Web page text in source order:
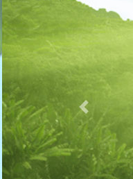
即拍即上 QRcode